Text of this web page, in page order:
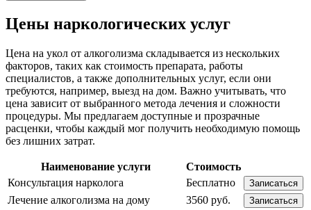
Цены наркологических услуг
Цена на укол от алкоголизма складывается из нескольких
факторов, таких как стоимость препарата, работы
специалистов, а также дополнительных услуг, если они
требуются, например, выезд на дом. Важно учитывать, что
цена зависит от выбранного метода лечения и сложности
процедуры. Мы предлагаем доступные и прозрачные
расценки, чтобы каждый мог получить необходимую помощь
без лишних затрат.
Наименование услуги
Стоимость
Консультация нарколога
Бесплатно Записаться
Лечение алкоголизма на дому 3560 руб. Записаться